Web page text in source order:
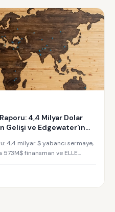
4,4 Milyar Dolar
Gelişi ve Edgewater'ın
4,4 milyar $ yabancı sermaye,
573M$ finansman ve ELLE